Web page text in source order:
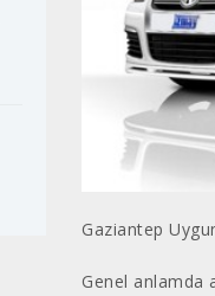
Gaziantep
Genel anlamda